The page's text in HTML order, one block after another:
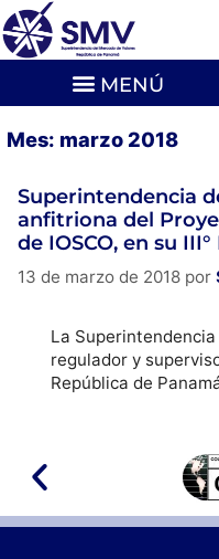
Mes: marzo 2018
Superintendencia
anfitriona del
de IOSCO, en su III°
13 de marzo de 2018 por
La
regulador y
República de